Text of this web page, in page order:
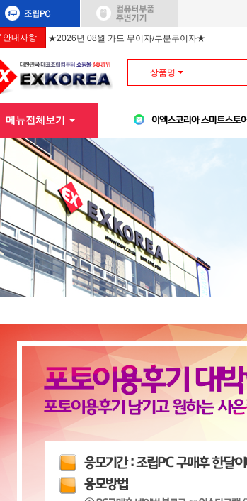
안내사항 ★2026년 08월 카드 무이자/부분무이자★
상품명
메뉴전체보기